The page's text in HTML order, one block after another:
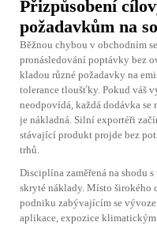
Přizpůsobení
požadavkům na
Běžnou chybou v obchodním
pronásledování poptávky bez
kladou různé požadavky na
tolerance tloušťky. Pokud váš
neodpovídá, každá dodávka se
je nákladná. Silní exportéři
stávající produkt projde bez
trhů.
Disciplína zaměřená na shodu
skryté náklady. Místo širokého
podniku zabývajícím se
aplikace, expozice